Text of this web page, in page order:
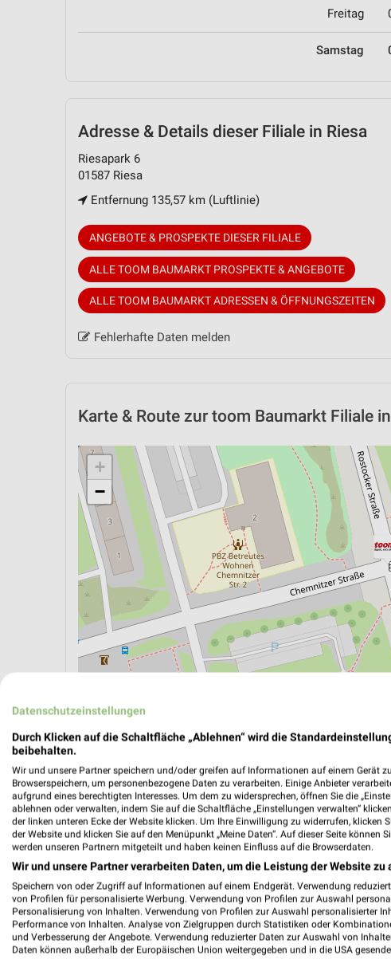
Freitag
Samstag
Adresse & Details dieser Filiale in Riesa
Riesapark 6
01587 Riesa
Entfernung 135,57 km (Luftlinie)
ANGEBOTE & PROSPEKTE DIESER FILIALE
ALLE TOOM BAUMARKT PROSPEKTE & ANGEBOTE
ALLE TOOM BAUMARKT ADRESSEN & ÖFFNUNGSZEITEN
Fehlerhafte Daten melden
Karte & Route zur toom Baumarkt Filiale
+
−
ÖPNV ANZEIGEN
Aktuelle Angebote in dieser Filiale
Anzahl Prospekte: 1
Letztes Prospektupdate: vor 14 Stunden
toom
Gültig von 08.
📅
Datenschutzeinstellungen
Durch Klicken auf die Schaltfläche „Ablehnen“ wird die
beibehalten.
Wir und unsere Partner speichern und/oder greifen auf Informationen auf einem Gerät
Browserspeichern, um personenbezogene Daten zu verarbeiten. Einige Anbieter
aufgrund eines berechtigten Interesses. Um dem zu widersprechen, öffnen Sie die
ablehnen oder verwalten, indem Sie auf die Schaltfläche „Einstellungen verwalten“
der linken unteren Ecke der Website klicken. Um Ihre Einwilligung zu widerrufen, klicken
der Website und klicken Sie auf den Menüpunkt „Meine Daten“. Auf dieser Seite können
werden unseren Partnern mitgeteilt und haben keinen Einfluss auf die Browserdaten.
Wir und unsere Partner verarbeiten Daten, um die Leistung der Website
Speichern von oder Zugriff auf Informationen auf einem Endgerät. Verwendung
von Profilen für personalisierte Werbung. Verwendung von Profilen zur Auswahl
Personalisierung von Inhalten. Verwendung von Profilen zur Auswahl personalisierter
Performance von Inhalten. Analyse von Zielgruppen durch Statistiken oder
und Verbesserung der Angebote. Verwendung reduzierter Daten zur Auswahl von
Daten können außerhalb der Europäischen Union weitergegeben und in die USA